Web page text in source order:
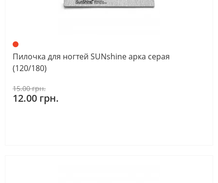
Пилочка для ногтей SUNshine арка серая
(120/180)
15.00 грн.
12.00 грн.